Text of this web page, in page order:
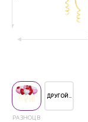
РАЗНОЦВЕТНЫЕ
ДРУГОЙ..